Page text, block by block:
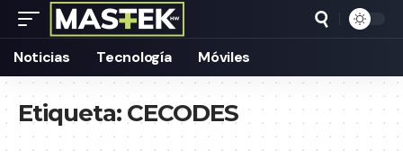
Noticias Tecnología Móviles
Etiqueta:CECODES